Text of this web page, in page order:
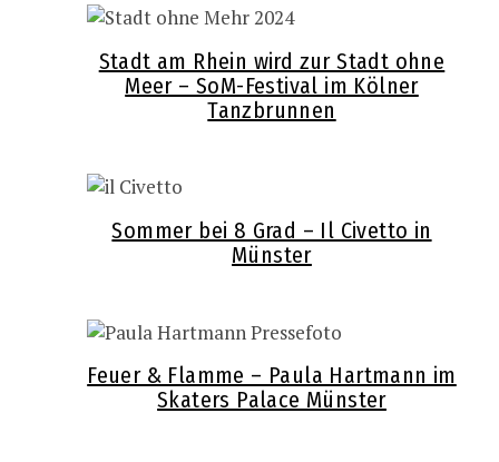
Stadt am Rhein wird zur Stadt ohne
Meer – SoM-Festival im Kölner
Tanzbrunnen
Sommer bei 8 Grad – Il Civetto in
Münster
Feuer & Flamme – Paula Hartmann im
Skaters Palace Münster